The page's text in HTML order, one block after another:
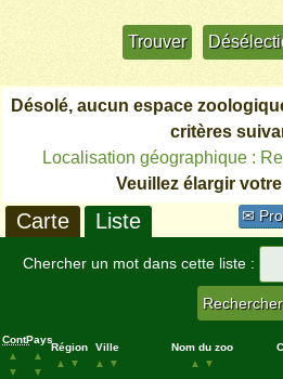
Désolé, aucun espace
critères
Localisation géographique :
Veuillez élargir
✉
Carte Liste
Chercher un mot dans cette liste :
Cont.
▲
▼
Pays
▲
▼
Région
▲
▼
Ville
▲
▼
Nom du zoo
▲
▼